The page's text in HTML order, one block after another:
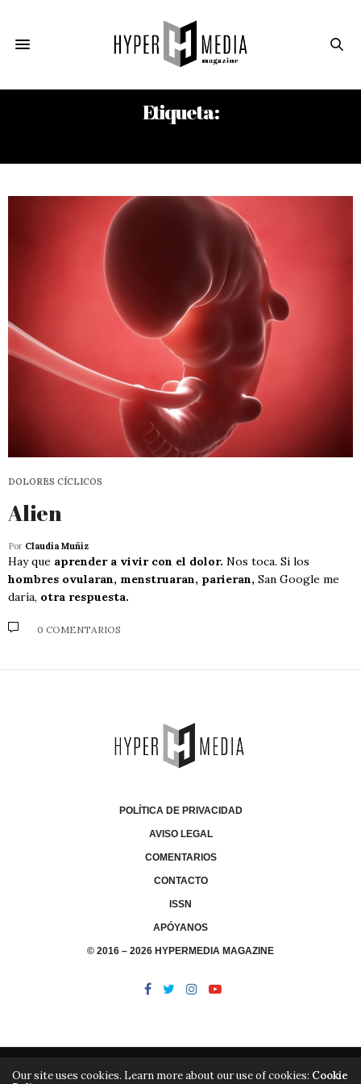
Etiqueta:
DOLORES CÍCLICOS
Alien
Por Claudia Muñiz
Hay que aprender a vivir con el dolor. Nos toca. Si los
hombres ovularan, menstruaran, parieran, San Google me
daría, otra respuesta.
0 COMENTARIOS
POLÍTICA DE PRIVACIDAD
AVISO LEGAL
COMENTARIOS
CONTACTO
ISSN
APÓYANOS
© 2016 – 2026 HYPERMEDIA MAGAZINE
Our site uses cookies. Learn more about our use of cookies: Cookie